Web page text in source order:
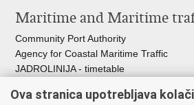
Maritime and Maritime
Community Port Authority
Agency for Coastal Maritime Traffic
JADROLINIJA - timetable
Ova stranica upotrebljava